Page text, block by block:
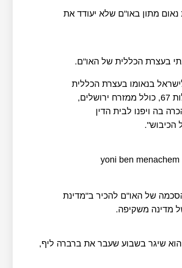
מתון באו"ם שלא יעודד את
בעצרת הכללית של האו"ם.
2021 אולטימטום לישראל בנאומו בעצרת הכללית
של האו"ם והודיע כי לישראל יש שנה אחת לסגת לגבולות 67, כולל ממזרח ירושלים,
בה ויפנו לבית הדין
הכיבוש".
של האו"ם להכיר ב"מדינת
מדינה משקיפה.
שיגר בשבוע שעבר את ברברה ליף,